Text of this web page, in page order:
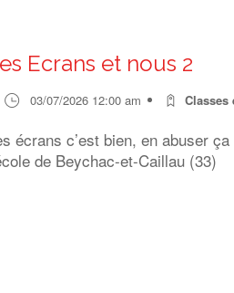
Ecrans et nous 2
03/07/2026 12:00 am Classes
écrans c’est bien, en abuser
de Beychac-et-Caillau (33)